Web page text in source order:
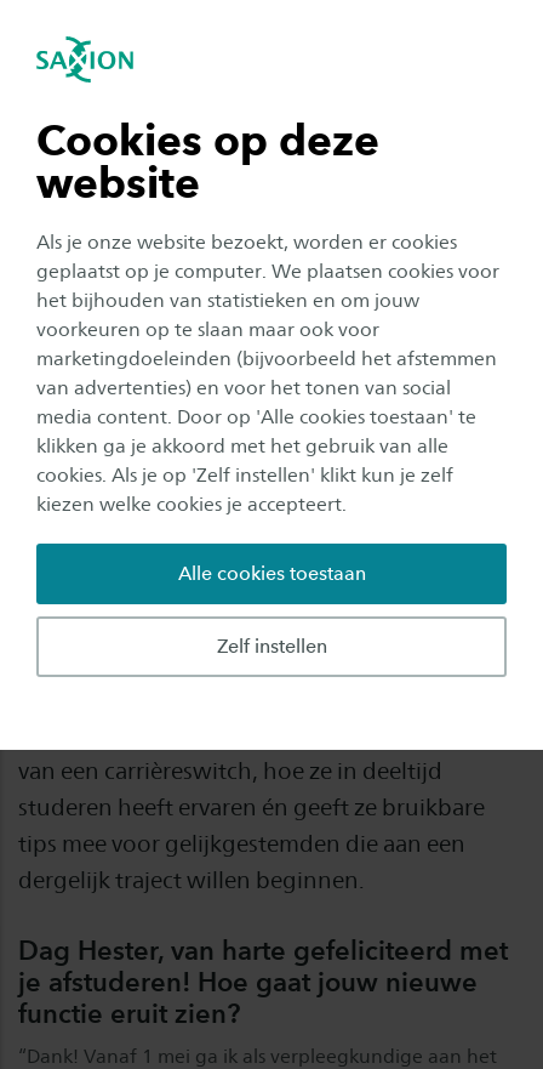
Cookies op deze
website
Als je onze website bezoekt, worden er cookies
geplaatst op je computer. We plaatsen cookies voor
het bijhouden van statistieken en om jouw
voorkeuren op te slaan maar ook voor
marketingdoeleinden (bijvoorbeeld het afstemmen
van advertenties) en voor het tonen van social
media content. Door op 'Alle cookies toestaan' te
klikken ga je akkoord met het gebruik van alle
cookies. Als je op 'Zelf instellen' klikt kun je zelf
kiezen welke cookies je accepteert.
Zelf instellen
Alle cookies toestaan
Navigatie openen
tonen
tonen
tonen
tonen
sluiten
Onderwijs
carrièreswitch gemaakt en is
afgestudeerd als hbo-
verpleegkundige: 'Ik wil graag
meer betekenen voor de
medemens'
Auteur:
Malou Willemsen - Warmerdam
Publicatiedatum:
8 juni 2022 Leestijd: Minuten
Hester Wolters-Mons is afgestudeerd als
verpleegkundige na het volgen van de hbo-v
opleiding bij Saxion. In mei is ze begonnen aan
van een carrièreswitch, hoe ze in deeltijd
studeren heeft ervaren én geeft ze bruikbare
tips mee voor gelijkgestemden die aan een
dergelijk traject willen beginnen.
Dag Hester, van harte gefeliciteerd met
je afstuderen! Hoe gaat jouw nieuwe
functie eruit zien?
“Dank! Vanaf 1 mei ga ik als verpleegkundige aan het